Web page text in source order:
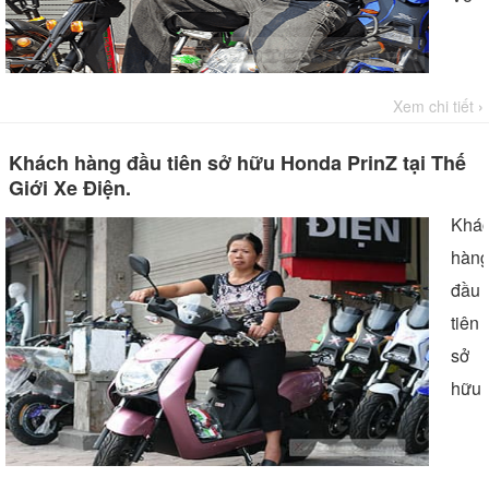
vũ
trên
mình
bộ
quân
phục
oai
ngay
một
cách
luôn
đậm
Xem chi tiết ›
Khách hàng đầu tiên sở hữu Honda PrinZ tại Thế
Giới Xe Điện.
hàng
đầu
tiên
sở
hữu